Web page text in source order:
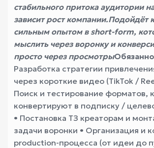
стабильного притока аудитории
зависит рост компании.Подойдёт
сильным опытом в short-form,
мыслить через воронку и
просто через просмотры
Разработка стратегии
через короткие видео (TikTok /
Поиск и тестирование форматов,
конвертируют в подписку /
• Постановка ТЗ креаторам и
задачи воронки • Организация и
production-процесса (от идеи до